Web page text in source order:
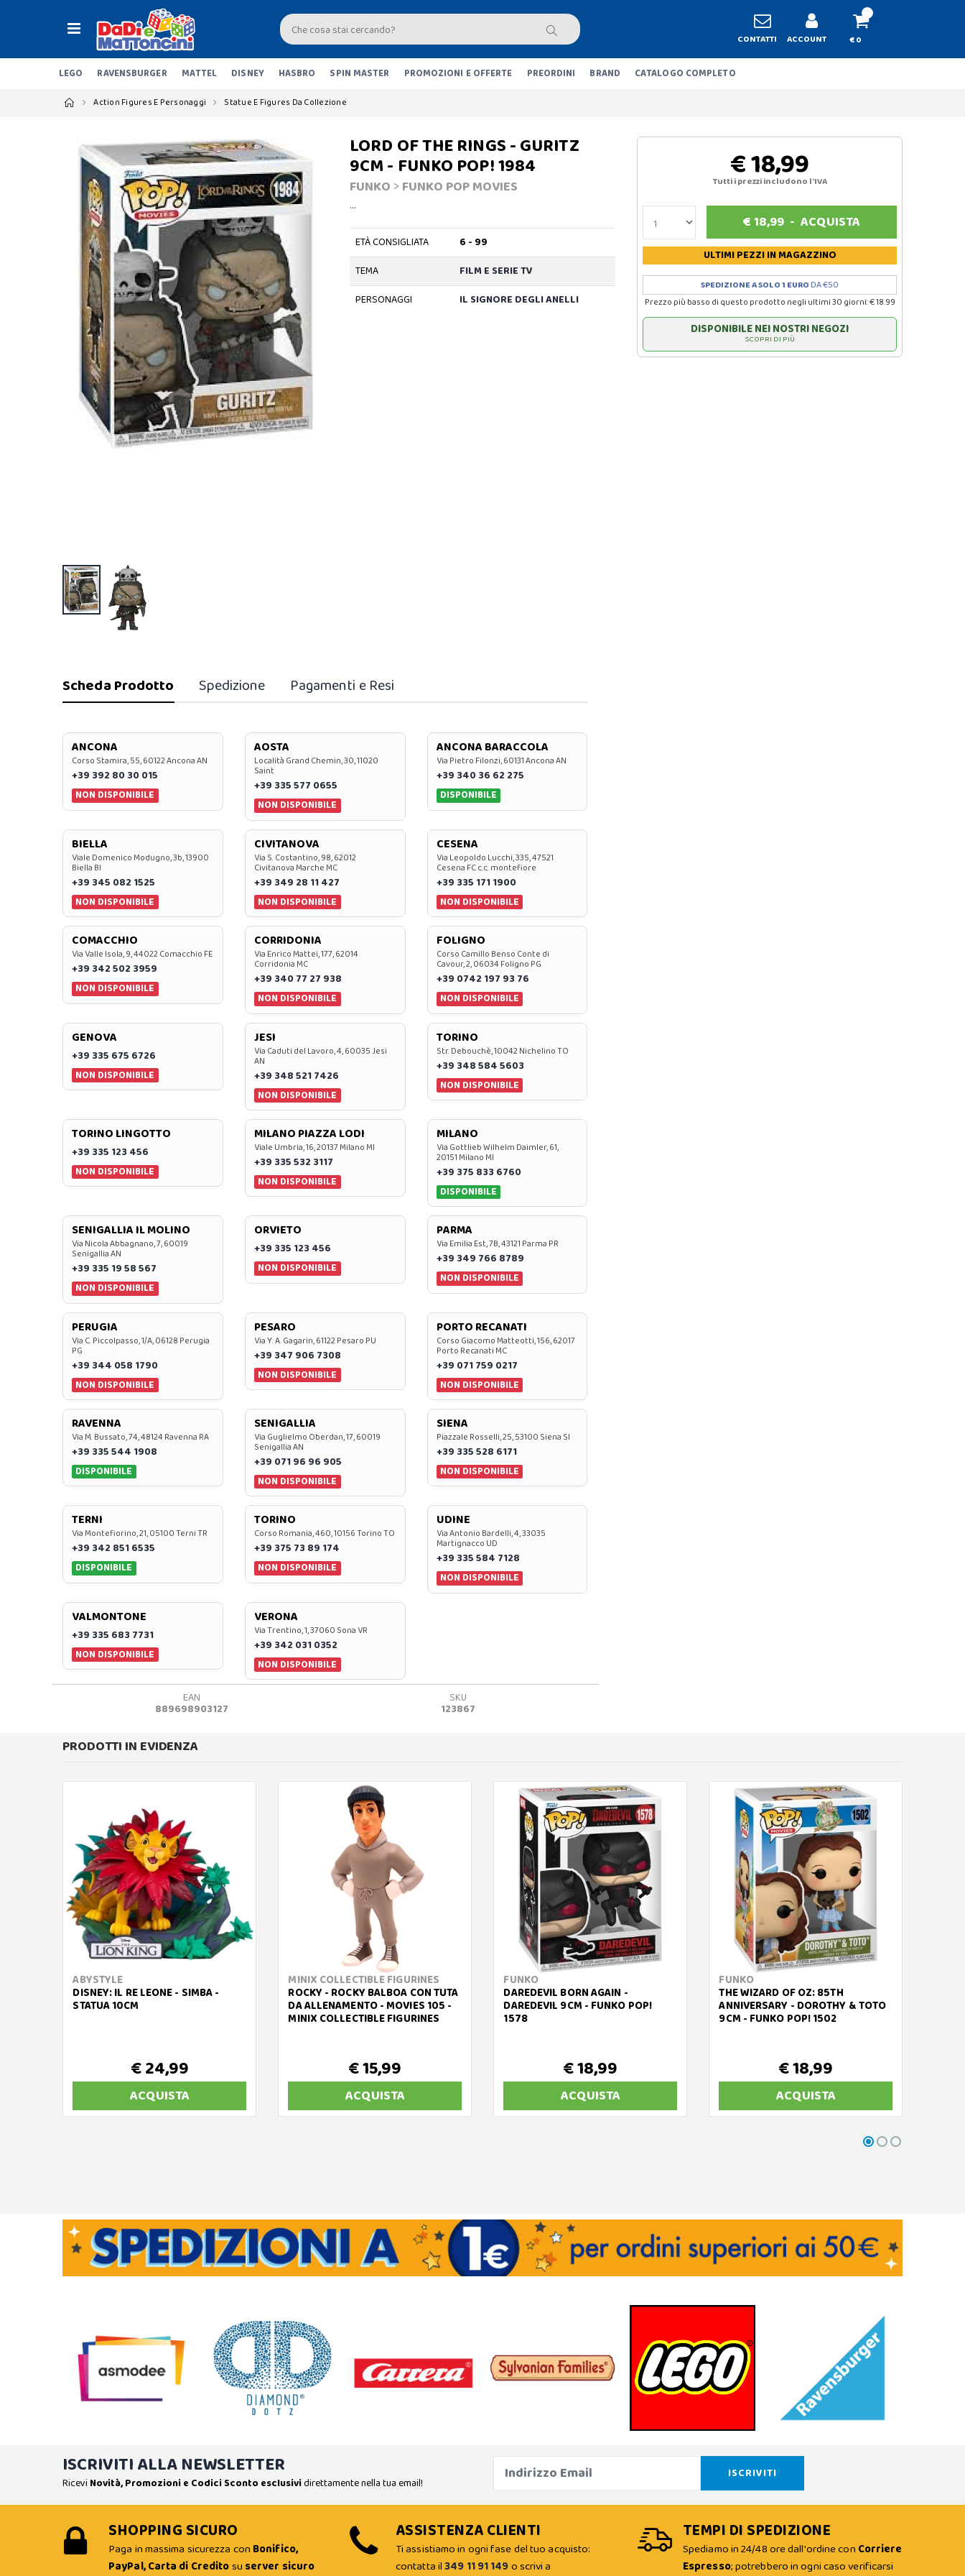
CONTATTI ACCOUNT € 0
LEGO RAVENSBURGER MATTEL DISNEY HASBRO SPIN MASTER PROMOZIONI E OFFERTE PREORDINI BRAND CATALOGO COMPLETO
Action Figures E Personaggi Statue E Figures Da Collezione
LORD OF THE RINGS - GURITZ
9CM - FUNKO POP! 1984
FUNKO> FUNKO POP MOVIES
…
ETÀ CONSIGLIATA
6 - 99
TEMA
FILM E SERIE TV
PERSONAGGI
IL SIGNORE DEGLI ANELLI
€ 18,99
Tutti i prezzi includono l'IVA
€18,99 -ACQUISTA
ULTIMI PEZZIIN MAGAZZINO
SPEDIZIONE A SOLO 1 EURO DA €50
Prezzo più basso di questo prodotto negli ultimi 30 giorni: € 18.99
DISPONIBILE NEI NOSTRI NEGOZI
SCOPRI DI PIÙ
Scheda Prodotto Spedizione Pagamenti e Resi
ANCONA
Corso Stamira, 55, 60122 Ancona AN
+39 392 80 30 015
NON DISPONIBILE
AOSTA
Località Grand Chemin, 30, 11020
Saint
+39 335 577 0655
NON DISPONIBILE
ANCONA BARACCOLA
Via Pietro Filonzi, 60131 Ancona AN
+39 340 36 62 275
DISPONIBILE
BIELLA
Viale Domenico Modugno, 3b, 13900
Biella BI
+39 345 082 1525
NON DISPONIBILE
CIVITANOVA
Via S. Costantino, 98, 62012
Civitanova Marche MC
+39 349 28 11 427
NON DISPONIBILE
CESENA
Via Leopoldo Lucchi, 335, 47521
Cesena FC c.c. montefiore
+39 335 171 1900
NON DISPONIBILE
COMACCHIO
Via Valle Isola, 9, 44022 Comacchio FE
+39 342 502 3959
NON DISPONIBILE
CORRIDONIA
Via Enrico Mattei, 177, 62014
Corridonia MC
+39 340 77 27 938
NON DISPONIBILE
FOLIGNO
Corso Camillo Benso Conte di
Cavour, 2, 06034 Foligno PG
+39 0742 197 93 76
NON DISPONIBILE
GENOVA
+39 335 675 6726
NON DISPONIBILE
JESI
Via Caduti del Lavoro, 4, 60035 Jesi
AN
+39 348 521 7426
NON DISPONIBILE
TORINO
Str. Debouchè, 10042 Nichelino TO
+39 348 584 5603
NON DISPONIBILE
TORINO LINGOTTO
+39 335 123 456
NON DISPONIBILE
MILANO PIAZZA LODI
Viale Umbria, 16, 20137 Milano MI
+39 335 532 3117
NON DISPONIBILE
MILANO
Via Gottlieb Wilhelm Daimler, 61,
20151 Milano MI
+39 375 833 6760
DISPONIBILE
SENIGALLIA IL MOLINO
Via Nicola Abbagnano, 7, 60019
Senigallia AN
+39 335 19 58 567
NON DISPONIBILE
ORVIETO
+39 335 123 456
NON DISPONIBILE
PARMA
Via Emilia Est, 7B, 43121 Parma PR
+39 349 766 8789
NON DISPONIBILE
PERUGIA
Via C. Piccolpasso, 1/A, 06128 Perugia
PG
+39 344 058 1790
NON DISPONIBILE
PESARO
Via Y. A. Gagarin, 61122 Pesaro PU
+39 347 906 7308
NON DISPONIBILE
PORTO RECANATI
Corso Giacomo Matteotti, 156, 62017
Porto Recanati MC
+39 071 759 0217
NON DISPONIBILE
RAVENNA
Via M. Bussato, 74, 48124 Ravenna RA
+39 335 544 1908
DISPONIBILE
SENIGALLIA
Via Guglielmo Oberdan, 17, 60019
Senigallia AN
+39 071 96 96 905
NON DISPONIBILE
SIENA
Piazzale Rosselli, 25, 53100 Siena SI
+39 335 528 6171
NON DISPONIBILE
TERNI
Via Montefiorino, 21, 05100 Terni TR
+39 342 851 6535
DISPONIBILE
TORINO
Corso Romania, 460, 10156 Torino TO
+39 375 73 89 174
NON DISPONIBILE
UDINE
Via Antonio Bardelli, 4, 33035
Martignacco UD
+39 335 584 7128
NON DISPONIBILE
VALMONTONE
+39 335 683 7731
NON DISPONIBILE
VERONA
Via Trentino, 1, 37060 Sona VR
+39 342 031 0352
NON DISPONIBILE
EAN
889698903127
SKU
123867
PRODOTTI IN EVIDENZA
ABYSTYLE
DISNEY: IL RE LEONE - SIMBA -
STATUA 10CM
€ 24,99
ACQUISTA
MINIX COLLECTIBLE FIGURINES
ROCKY - ROCKY BALBOA CON TUTA
DA ALLENAMENTO - MOVIES 105 -
MINIX COLLECTIBLE FIGURINES
€ 15,99
ACQUISTA
FUNKO
DAREDEVIL BORN AGAIN -
DAREDEVIL 9CM - FUNKO POP!
1578
€ 18,99
ACQUISTA
FUNKO
THE WIZARD OF OZ: 85TH
ANNIVERSARY - DOROTHY & TOTO
9CM - FUNKO POP! 1502
€ 18,99
ACQUISTA
ISCRIVITI ALLA NEWSLETTER
Ricevi Novità, Promozioni e Codici Sconto esclusividirettamente nella tua email!
SHOPPING SICURO
Paga in massima sicurezza con Bonifico,
PayPal, Carta di Creditosu server sicuro
ASSISTENZA CLIENTI
Ti assistiamo in ogni fase del tuo acquisto:
contatta il349 11 91 149o scrivi a
TEMPI DI SPEDIZIONE
Spediamo in 24/48 ore dall'ordine con Corriere
Espresso; potrebbero in ogni caso verificarsi